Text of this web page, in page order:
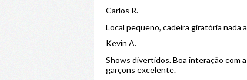
Carlos R.
Local pequeno, cadeira giratória nada
Kevin A.
Shows divertidos. Boa interação com
garçons excelente.